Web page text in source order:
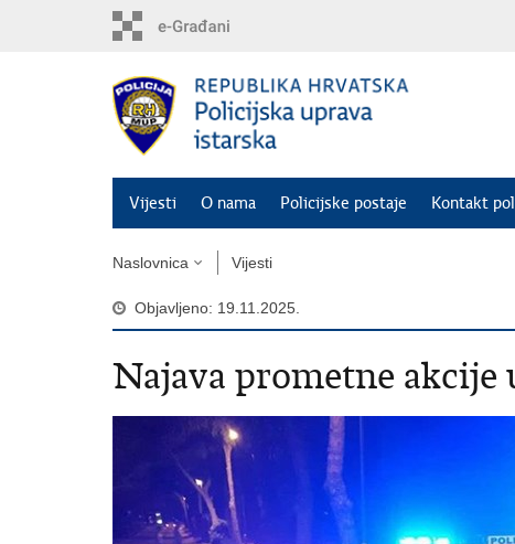
Vijesti O nama Policijske postaje Kontakt
Naslovnica Vijesti
Objavljeno: 19.11.2025.
Najava prometne akcije